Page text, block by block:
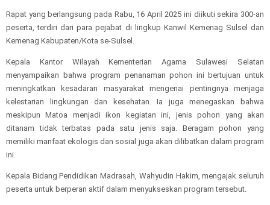
Rapat yang berlangsung pada Rabu, 16 April 2025 ini diikuti sekira 300-an
peserta, terdiri dari para pejabat di lingkup Kanwil Kemenag Sulsel dan
Kemenag Kabupaten/Kota se-Sulsel.
Kepala Kantor Wilayah Kementerian Agama Sulawesi Selatan
menyampaikan bahwa program penanaman pohon ini bertujuan untuk
meningkatkan kesadaran masyarakat mengenai pentingnya menjaga
kelestarian lingkungan dan kesehatan. Ia juga menegaskan bahwa
meskipun Matoa menjadi ikon kegiatan ini, jenis pohon yang akan
ditanam tidak terbatas pada satu jenis saja. Beragam pohon yang
memiliki manfaat ekologis dan sosial juga akan dilibatkan dalam program
ini.
Kepala Bidang Pendidikan Madrasah, Wahyudin Hakim, mengajak seluruh
peserta untuk berperan aktif dalam menyukseskan program tersebut.